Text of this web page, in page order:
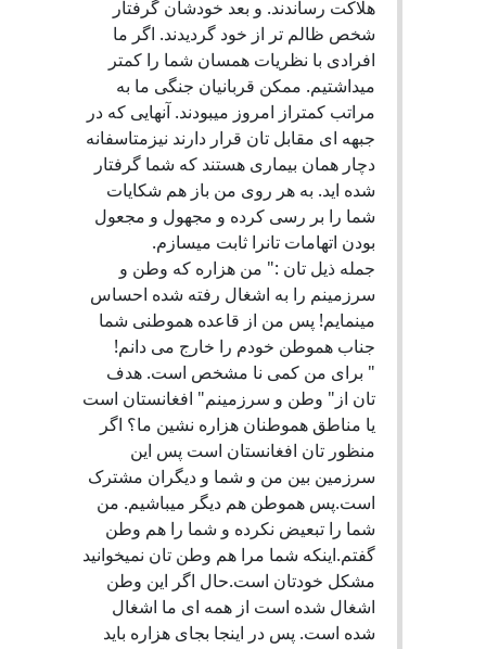
هلاکت رساندند. و بعد خودشان گرفتار
شخص ظالم تر از خود گردیدند. اگر ما
افرادی با نظریات همسان شما را کمتر
میداشتیم. ممکن قربانیان جنگی ما به
مراتب کمتراز امروز میبودند. آنهایی که در
جبهه ای مقابل تان قرار دارند نیزمتاسفانه
دچار همان بیماری هستند که شما گرفتار
شده اید. به هر روی من باز هم شکایات
شما را بر رسی کرده و مجهول و مجعول
بودن اتهامات تانرا ثابت میسازم.
جمله ذیل تان :" من هزاره که وطن و
سرزمینم را به اشغال رفته شده احساس
مینمایم! پس من از قاعده هموطنی شما
جناب هموطن خودم را خارج می دانم!
" برای من کمی نا مشخص است. هدف
تان از" وطن و سرزمینم" افغانستان است
یا مناطق هموطنان هزاره نشین ما؟ اگر
منظور تان افغانستان است پس این
سرزمین بین من و شما و دیگران مشترک
است.پس هموطن هم دیگر میباشیم. من
شما را تبعیض نکرده و شما را هم وطن
گفتم.اینکه شما مرا هم وطن تان نمیخوانید
مشکل خودتان است.حال اگر این وطن
اشغال شده است از همه ای ما اشغال
شده است. پس در اینجا بجای هزاره باید